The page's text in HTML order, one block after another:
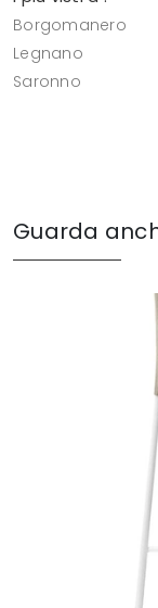
Borgomanero
Legnano
Saronno
Guarda